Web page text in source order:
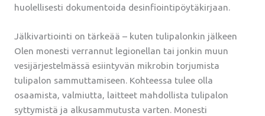
huolellisesti dokumentoida desinfiointipöytäkirjaan.
Jälkivartiointi on tärkeää – kuten tulipalonkin jälkeen
Olen monesti verrannut legionellan tai jonkin muun
vesijärjestelmässä esiintyvän mikrobin torjumista
tulipalon sammuttamiseen. Kohteessa tulee olla
osaamista, valmiutta, laitteet mahdollista tulipalon
syttymistä ja alkusammutusta varten. Monesti